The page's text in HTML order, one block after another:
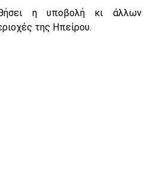
η υποβολή κι άλλων
της Ηπείρου.